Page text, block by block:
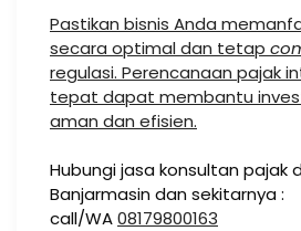
Pastikan bisnis Anda
secara optimal dan tetap
regulasi. Perencanaan pajak
tepat dapat membantu
aman dan efisien.
Hubungi jasa konsultan pajak
Banjarmasin dan sekitarnya :
call/WA08179800163